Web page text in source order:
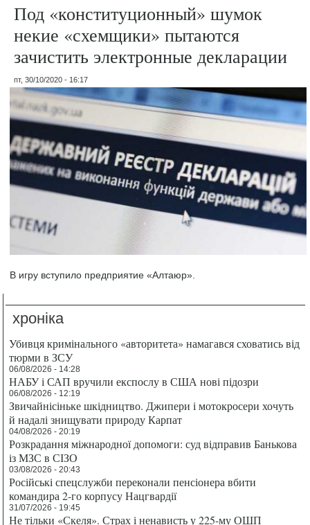
Под «конституционный» шумок
некие «схемщики» пытаются
зачистить электронные декларации
пт, 30/10/2020 - 16:17
В игру вступило предприятие «Алтаюр».
хроніка
Убивця кримінального «авторитета» намагався сховатись від
тюрми в ЗСУ
06/08/2026 - 14:28
НАБУ і САП вручили експослу в США нові підозри
06/08/2026 - 12:19
Звичайнісіньке шкідництво. Джипери і мотокросери хочуть
й надалі знищувати природу Карпат
04/08/2026 - 20:19
Розкрадання міжнародної допомоги: суд відправив Банькова
із МЗС в СІЗО
03/08/2026 - 20:43
Російські спецслужби переконали пенсіонера вбити
командира 2-го корпусу Нацгвардії
31/07/2026 - 19:45
Не тільки «Скеля». Страх і ненависть у 225-му ОШП